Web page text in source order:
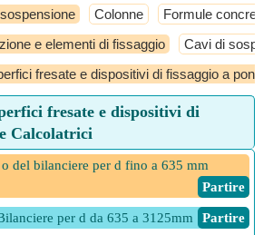
Colonne Formule concrete
e elementi di fissaggio Cavi di
fresate e dispositivi di fissaggio a ponte
fresate e dispositivi di
Calcolatrici
del bilanciere per d fino a 635 mm
​ Partire
per d da 635 a 3125mm ​ Partire